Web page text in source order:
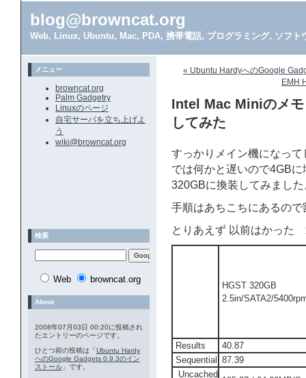
blog@browncat.org
Web, Linux, Ubuntu, Mac, PDA, 携帯電話, プログラミング, ソフト
« Ubuntu HardyへのGoogle
EMH
Intel Mac Miniのメモ
してみた
すっかりメイン機になっ
では何かと遅いので4GB
320GBに換装してみました
手順はあちこちにあるので
とりあえず 以前はかった
HGST 320GB
2.5in/SATA2/
Results
40.87
Sequential 87.39
Uncached
メニュー
browncat.org
Palm Gadgetry
Linuxのページ
自宅サーバを立ち上げよ
う
wiki@browncat.org
検索
Web browncat.org
About
2008年07月03日 00:20に投稿され
たエントリーのページです。
ひとつ前の投稿は「Ubuntu Hardy
へのGoogle Gadgets 0.9.3のイン
ストール 」です。